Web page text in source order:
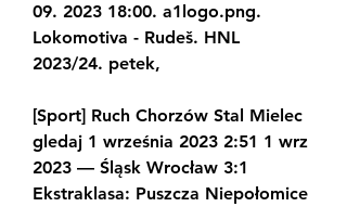
09. 2023 18:00. a1logo.png.
Lokomotiva - Rudeš. HNL
2023/24. petek,
[Sport] Ruch Chorzów Stal Mielec
gledaj 1 września 2023 2:51 1 wrz
2023 — Śląsk Wrocław 3:1
Ekstraklasa: Puszcza Niepołomice